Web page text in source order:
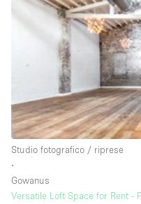
Spazio pubblicitario
Spazio unico
Stand / Bancarella
Stand / Chiosco /
Studio fotografico /
Terrazzo
Villa / Casa
Studio fotografico / riprese
∙
Gowanus
Versatile Loft Space for Rent -